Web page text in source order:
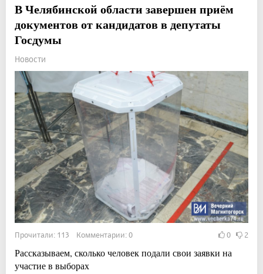
В Челябинской области завершен приём
документов от кандидатов в депутаты
Госдумы
Новости
Прочитали: 113 Комментарии: 0 0 2
Рассказываем, сколько человек подали свои заявки на
участие в выборах